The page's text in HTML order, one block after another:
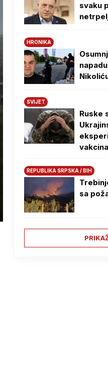
svaku
HRONIKA
SVIJET
Ruske
vakcina
REPUBLIKA SRPSKA / BIH
sa